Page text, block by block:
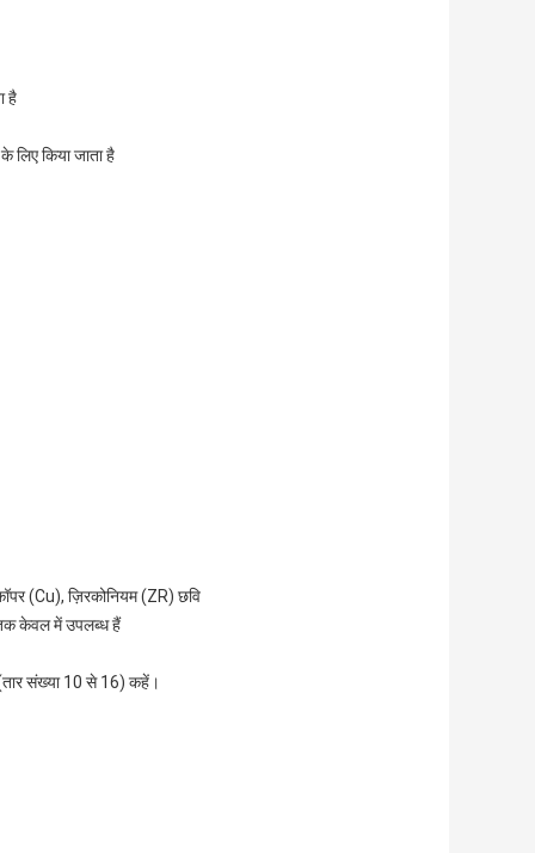
है
लिए किया जाता है
(Cu), ज़िरकोनियम (ZR) छवि
केवल में उपलब्ध हैं
संख्या 10 से 16) कहें।